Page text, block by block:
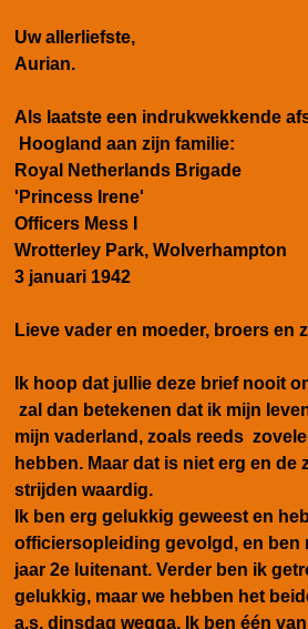
Uw allerliefste,
Aurian.
Als laatste een indrukwekkende
Hoogland aan zijn familie:
Royal Netherlands Brigade
'Princess Irene'
Officers Mess I
Wrotterley Park, Wolverhampton
3 januari 1942
Lieve vader en moeder, broers en
Ik hoop dat jullie deze brief nooit
zal dan betekenen dat ik mijn
mijn vaderland, zoals reeds
hebben. Maar dat is niet erg en de
strijden waardig.
Ik ben erg gelukkig geweest en
officiersopleiding gevolgd, en ben
jaar 2e luitenant. Verder ben ik
gelukkig, maar we hebben het
a.s. dinsdag wegga. Ik ben één